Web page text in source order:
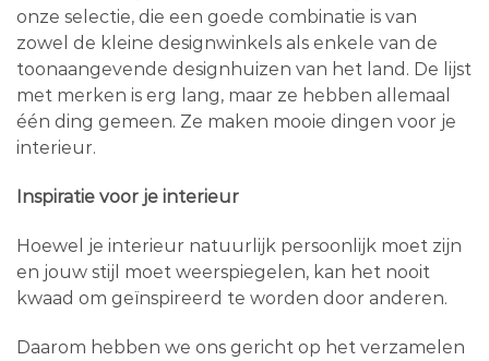
onze selectie, die een goede combinatie is van
zowel de kleine designwinkels als enkele van de
toonaangevende designhuizen van het land. De lijst
met merken is erg lang, maar ze hebben allemaal
één ding gemeen. Ze maken mooie dingen voor je
interieur.
Inspiratie voor je interieur
Hoewel je interieur natuurlijk persoonlijk moet zijn
en jouw stijl moet weerspiegelen, kan het nooit
kwaad om geïnspireerd te worden door anderen.
Daarom hebben we ons gericht op het verzamelen